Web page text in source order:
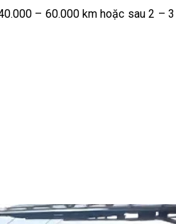
– 60.000 km hoặc sau 2 –